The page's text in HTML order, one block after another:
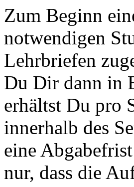
Zum Beginn
notwendigen
Lehrbriefen
Du Dir dann in
erhältst Du pro
innerhalb des
eine
nur, dass die